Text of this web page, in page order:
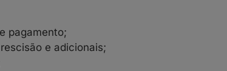
pagamento;
e adicionais;